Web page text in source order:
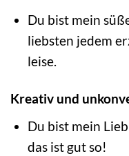
Du bist mein
liebsten jedem
leise.
Kreativ und
Du bist mein
das ist gut so!